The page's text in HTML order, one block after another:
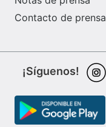
Contacto de prensa
¡Síguenos!